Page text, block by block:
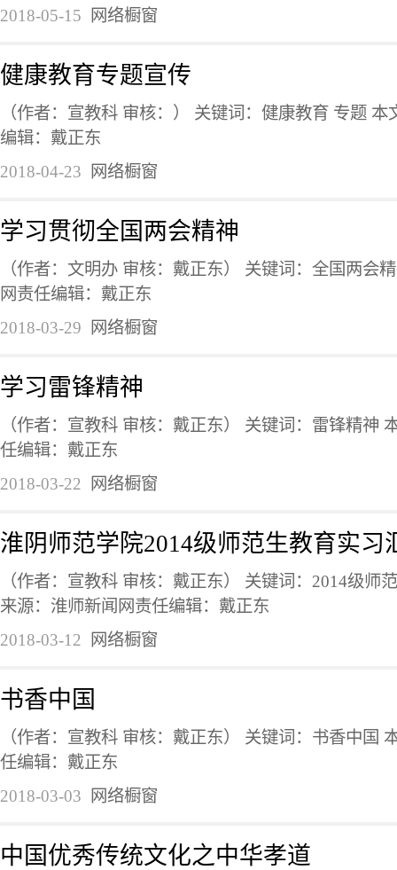
2018-05-15 网络橱窗
健康教育专题宣传
（作者：宣教科 审核：） 关键词：健康教育 专题
编辑：戴正东
2018-04-23
网络橱窗
学习贯彻全国两会精神
（作者：文明办 审核：戴正东） 关键词：全国两会
网责任编辑：戴正东
2018-03-29
网络橱窗
学习雷锋精神
（作者：宣教科 审核：戴正东） 关键词：雷锋精神
任编辑：戴正东
2018-03-22
网络橱窗
淮阴师范学院2014级师范生教育实习
（作者：宣教科 审核：戴正东） 关键词：2014级师
来源：淮师新闻网责任编辑：戴正东
2018-03-12
网络橱窗
书香中国
（作者：宣教科 审核：戴正东） 关键词：书香中国
任编辑：戴正东
2018-03-03
网络橱窗
中国优秀传统文化之中华孝道